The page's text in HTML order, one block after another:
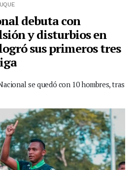
debuta con
y disturbios en
sus primeros tres
se quedó con 10 hombres, tras